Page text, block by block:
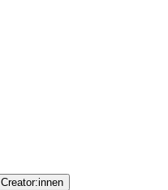
Creator:innen